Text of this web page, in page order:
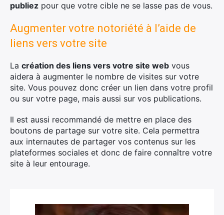
publiez pour que votre cible ne se lasse pas de vous.
Augmenter votre notoriété à l’aide de
liens vers votre site
La création des liens vers votre site web vous
aidera à augmenter le nombre de visites sur votre
site. Vous pouvez donc créer un lien dans votre profil
ou sur votre page, mais aussi sur vos publications.
Il est aussi recommandé de mettre en place des
boutons de partage sur votre site. Cela permettra
aux internautes de partager vos contenus sur les
plateformes sociales et donc de faire connaître votre
site à leur entourage.